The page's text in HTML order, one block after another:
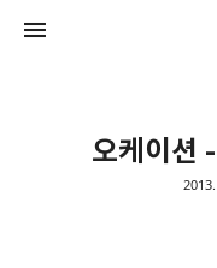
오케이션